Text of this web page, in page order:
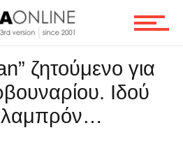
ζητούμενο για
Ιδού
λαμπρόν…